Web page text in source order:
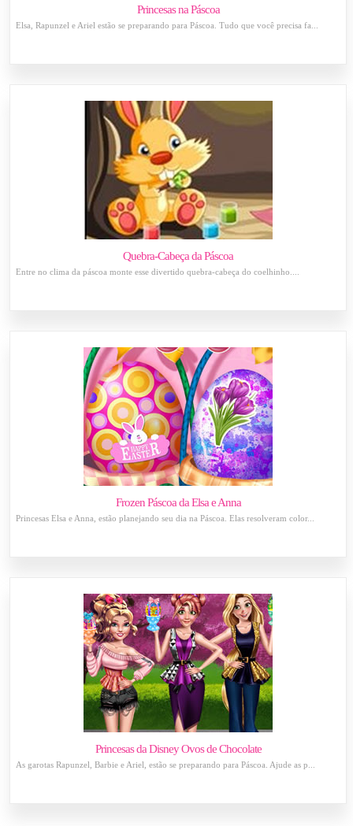
Princesas na Páscoa
Elsa, Rapunzel e Ariel estão se preparando para Páscoa. Tudo que você precisa fa...
Quebra-Cabeça da Páscoa
Entre no clima da páscoa monte esse divertido quebra-cabeça do coelhinho....
Frozen Páscoa da Elsa e Anna
Princesas Elsa e Anna, estão planejando seu dia na Páscoa. Elas resolveram color...
Princesas da Disney Ovos de Chocolate
As garotas Rapunzel, Barbie e Ariel, estão se preparando para Páscoa. Ajude as p...